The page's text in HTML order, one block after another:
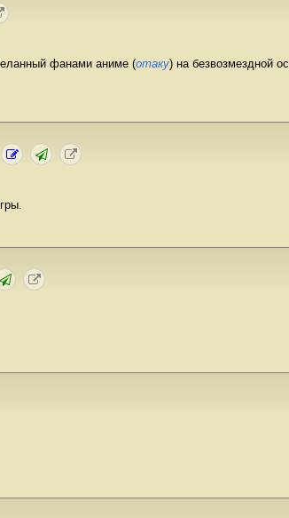
фанами аниме (отаку) на безвозмездной